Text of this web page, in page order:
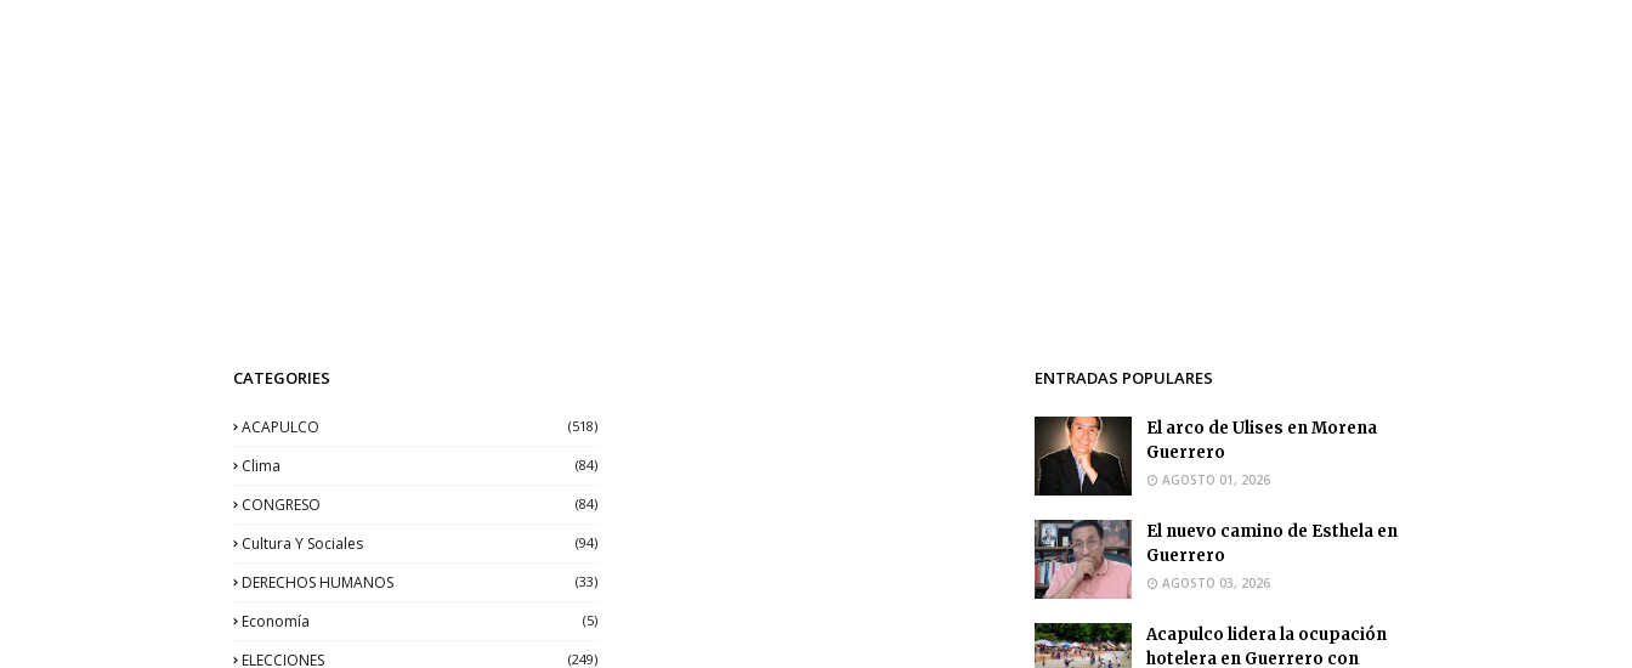
CATEGORIES
ACAPULCO (518)
Clima (84)
CONGRESO (84)
Cultura Y Sociales (94)
DERECHOS HUMANOS (33)
Economía (5)
ELECCIONES (249)
ENTRADAS POPULARES
El arco de Ulises en Morena
Guerrero
AGOSTO 01, 2026
El nuevo camino de Esthela en
Guerrero
AGOSTO 03, 2026
Acapulco lidera la ocupación
hotelera en Guerrero con